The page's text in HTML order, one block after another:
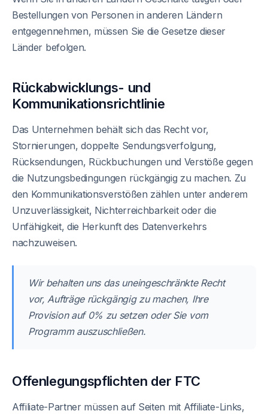
Bestellungen von Personen in anderen Ländern
entgegennehmen, müssen Sie die Gesetze dieser
Länder befolgen.
Rückabwicklungs- und
Kommunikationsrichtlinie
Das Unternehmen behält sich das Recht vor,
Stornierungen, doppelte Sendungsverfolgung,
Rücksendungen, Rückbuchungen und Verstöße gegen
die Nutzungsbedingungen rückgängig zu machen. Zu
den Kommunikationsverstößen zählen unter anderem
Unzuverlässigkeit, Nichterreichbarkeit oder die
Unfähigkeit, die Herkunft des Datenverkehrs
nachzuweisen.
Wir behalten uns das uneingeschränkte Recht
vor, Aufträge rückgängig zu machen, Ihre
Provision auf 0% zu setzen oder Sie vom
Programm auszuschließen.
Offenlegungspflichten der FTC
Affiliate-Partner müssen auf Seiten mit Affiliate-Links,